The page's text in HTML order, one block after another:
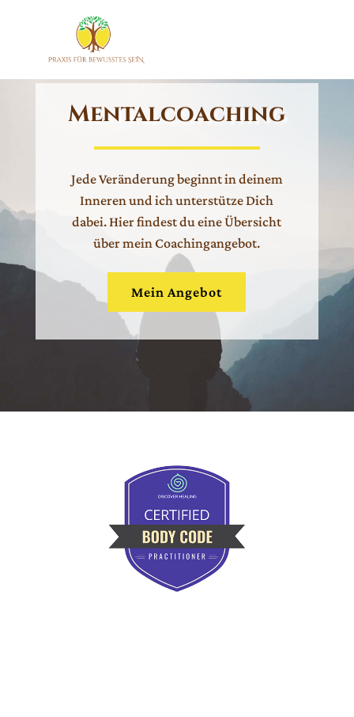
Mentalcoaching
Jede Veränderung beginnt in deinem
Inneren und ich unterstütze Dich
dabei. Hier findest du eine Übersicht
über mein Coachingangebot.
Mein Angebot